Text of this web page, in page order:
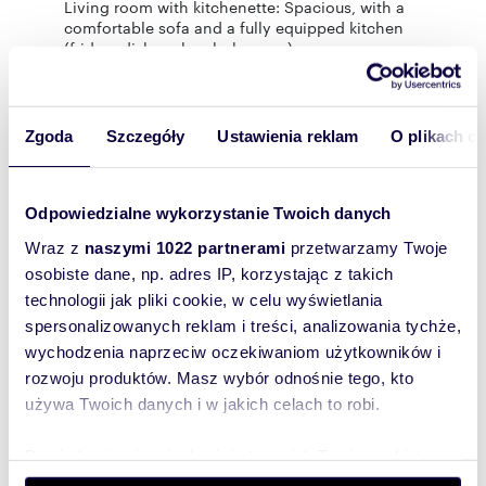
Zgoda Szczegóły Ustawienia reklam O plikach
Odpowiedzialne wykorzystanie Twoich danych
Wraz z naszymi 1022 partnerami przetwarzamy Twoje
osobiste dane, np. adres IP, korzystając z takich
technologii jak pliki cookie, w celu wyświetlania
spersonalizowanych reklam i treści, analizowania tychże,
wychodzenia naprzeciw oczekiwaniom użytkowników i
rozwoju produktów. Masz wybór odnośnie tego, kto
używa Twoich danych i w jakich celach to robi.
dane są przetwarzane oraz ustaw własne preferencje w
Living room with kitchenette: Spacious, with a
comfortable sofa and a fully equipped kitchen
(fridge, dishwasher, hob, oven).
Bedroom: Cozy, with a large bed and a spacious
Bathroom: Modern, featuring a shower/bathtub
and a washing machine.
Hallway: With functional space for outerwear.
Large balcony: A perfect place to relax with a
FINANCES
Monthly Rent: 2200 PLN
Administrative Fees: approx. 650 PLN for 1
person (includes water, waste disposal,
management, and renovation fund).
Security Deposit: 2800 PLN
Additional Costs: Electricity and gas according
to consumption (utility meters to be transferred
to the Tenant).
+48 734 827 169